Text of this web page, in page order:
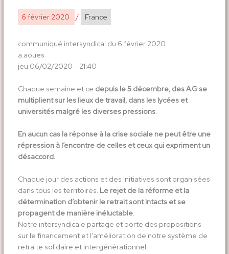
6 février 2020 / France
communiqué intersyndical du 6 février 2020
a.aoues
jeu 06/02/2020 – 21:40
Chaque semaine et ce depuis le 5 décembre, des A.G se
multiplient sur les lieux de travail, dans les lycées et
universités malgré les diverses pressions.
En aucun cas la réponse à la crise sociale ne peut être une
répression à l’encontre de celles et ceux qui expriment un
désaccord.
Chaque jour des actions et des initiatives sont organisées
dans tous les territoires. Le rejet de la réforme et la
détermination d’obtenir le retrait sont intacts et se
propagent de manière inéluctable.
Notre intersyndicale partage et porte des propositions
sur le financement et l’amélioration de notre système de
retraite solidaire et intergénérationnel.